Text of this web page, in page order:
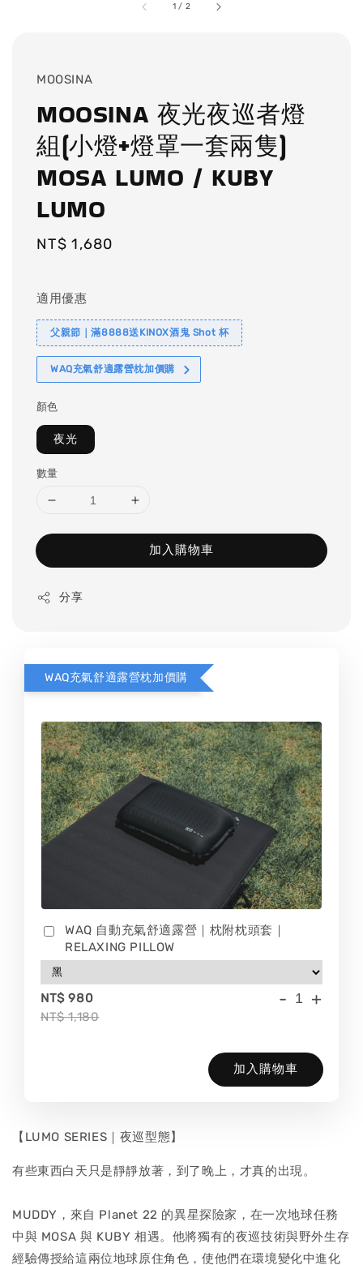
1 / 2
MOOSINA
MOOSINA 夜光夜巡者燈
組(小燈+燈罩一套兩隻)
MOSA LUMO / KUBY
LUMO
Regular
NT$ 1,680
適用優惠
父親節｜滿8888送KINOX酒鬼 Shot 杯
WAQ充氣舒適露營枕加價購
顏色
夜光
數量
加入購物車
分享
WAQ充氣舒適露營枕加價購
WAQ 自動充氣舒適露營｜枕附枕頭套｜
RELAXING PILLOW
NT$ 980
NT$ 1,180
- +
加入購物車
【LUMO SERIES｜夜巡型態】
有些東西白天只是靜靜放著，到了晚上，才真的出現。
MUDDY，來自 Planet 22 的異星探險家，在一次地球任務
中與 MOSA 與 KUBY 相遇。他將獨有的夜巡技術與野外生存
經驗傳授給這兩位地球原住角色，使他們在環境變化中進化